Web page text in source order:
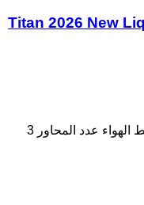
Titan 2026 New
الهواء عدد المحاور 3